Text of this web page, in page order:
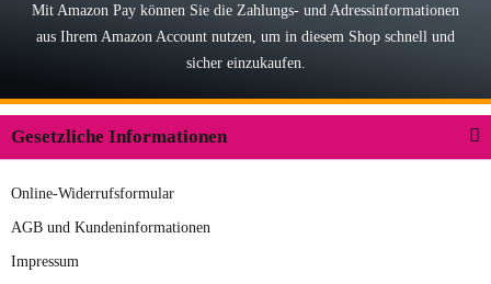
Der Koffer macht einen sehr soliden
Mit Amazon Pay können Sie die Zahlungs- und Adressinformationen
aus Ihrem Amazon Account nutzen, um in diesem Shop schnell und
sicher einzukaufen.
Gesetzliche Informationen
Online-Widerrufsformular
AGB und Kundeninformationen
Impressum